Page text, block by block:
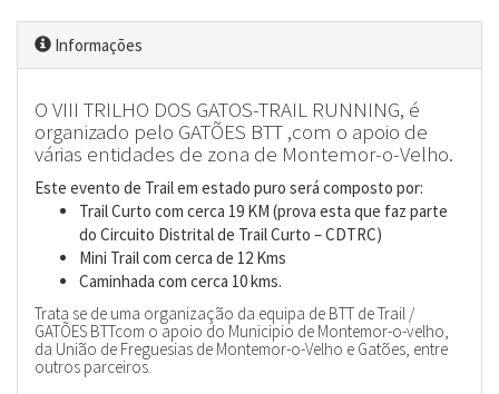
Informações
O VIII TRILHO DOS GATOS-TRAIL RUNNING, é
organizado pelo GATÕES BTT ,com o apoio de
várias entidades de zona de Montemor-o-Velho.
Este evento de Trail em estado puro será composto por:
Trail Curto com cerca 19 KM (prova esta que faz parte
do Circuito Distrital de Trail Curto – CDTRC)
Mini Trail com cerca de 12 Kms
Caminhada com cerca 10 kms.
Trata se de uma organização da equipa de BTT de Trail /
GATÕES BTTcom o apoio do Municipio de Montemor-o-velho,
da União de Freguesias de Montemor-o-Velho e Gatões, entre
outros parceiros.